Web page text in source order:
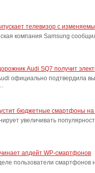
телевизор с
компания Samsung
Audi SQ7 получит
официально подтвердила
бюджетные смартфоны на
увеличивать
апдейт WP-смартфонов
пользователи